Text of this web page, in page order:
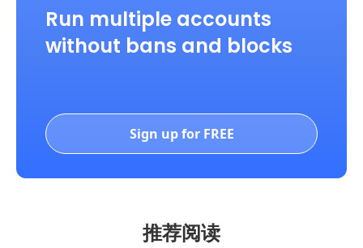
Run multiple accounts
without bans and blocks
Sign up for FREE
推荐阅读